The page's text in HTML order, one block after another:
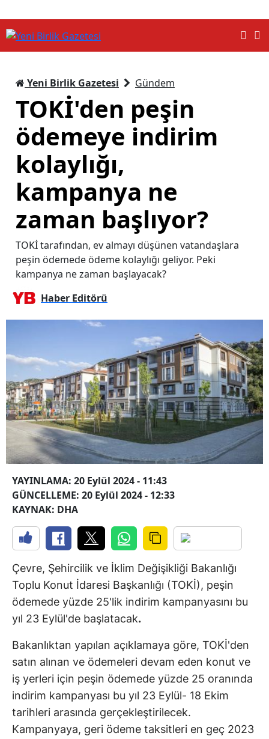
Yeni Birlik Gazetesi Gündem
TOKİ'den peşin
ödemeye indirim
kolaylığı,
kampanya ne
zaman başlıyor?
TOKİ tarafından, ev almayı düşünen vatandaşlara
peşin ödemede ödeme kolaylığı geliyor. Peki
kampanya ne zaman başlayacak?
Haber Editörü
YAYINLAMA: 20 Eylül 2024 - 11:43
GÜNCELLEME: 20 Eylül 2024 - 12:33
KAYNAK: DHA
Çevre, Şehircilik ve İklim Değişikliği Bakanlığı
Toplu Konut İdaresi Başkanlığı (TOKİ), peşin
ödemede yüzde 25'lik indirim kampanyasını bu
yıl 23 Eylül'de başlatacak.
Bakanlıktan yapılan açıklamaya göre, TOKİ'den
satın alınan ve ödemeleri devam eden konut ve
iş yerleri için peşin ödemede yüzde 25 oranında
indirim kampanyası bu yıl 23 Eylül- 18 Ekim
tarihleri arasında gerçekleştirilecek.
Kampanyaya, geri ödeme taksitleri en geç 2023